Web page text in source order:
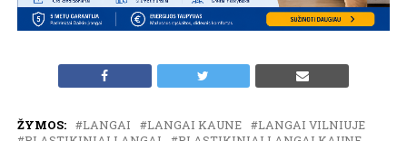
ŽYMOS: LANGAI LANGAI KAUNE
LANGAI VILNIUJE